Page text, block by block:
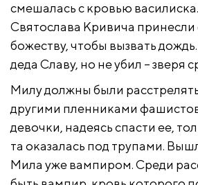
смешалась с кровью
Святослава Кривича принесли
божеству, чтобы вызвать
деда Славу, но не убил – зверя
Милу должны были
другими пленниками
девочки, надеясь спасти ее,
та оказалась под трупами.
Мила уже вампиром. Среди